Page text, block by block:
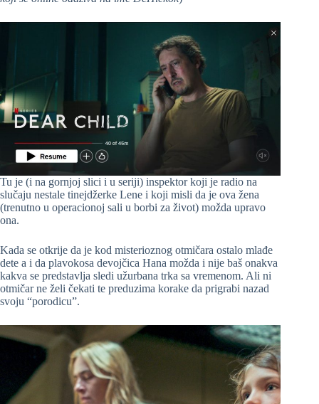
Tu je (i na gornjoj slici i u seriji) inspektor koji je radio na
slučaju nestale tinejdžerke Lene i koji misli da je ova žena
(trenutno u operacionoj sali u borbi za život) možda upravo
ona.
Kada se otkrije da je kod misterioznog otmičara ostalo mlađe
dete a i da plavokosa devojčica Hana možda i nije baš onakva
kakva se predstavlja sledi užurbana trka sa vremenom. Ali ni
otmičar ne želi čekati te preduzima korake da prigrabi nazad
svoju “porodicu”.